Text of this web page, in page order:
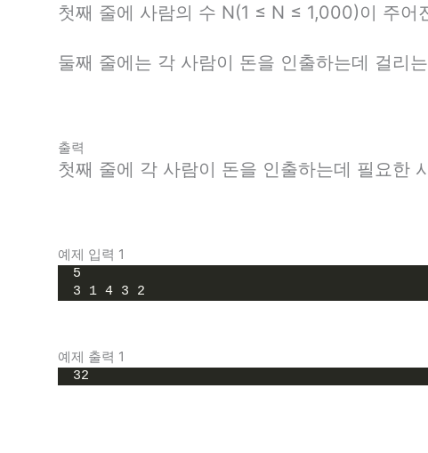
첫째 줄에 사람의 수 N(1 ≤ N ≤ 1,000)이 주어
둘째 줄에는 각 사람이 돈을 인출하는데 걸리
출력
첫째 줄에 각 사람이 돈을 인출하는데 필요한
예제 입력 1
5
3 1 4 3 2
예제 출력 1
32